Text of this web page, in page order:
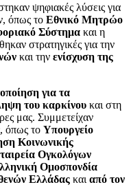
ψηφιακές λύσεις για
όπως το Εθνικό Μητρώο
Σύστημα και η
στρατηγικές για την
και την ενίσχυση της
για τα
του καρκίνου και στη
μας. Συμμετείχαν
όπως το Υπουργείο
Κοινωνικής
Ογκολόγων
Ομοσπονδία
Ελλάδας και από τον